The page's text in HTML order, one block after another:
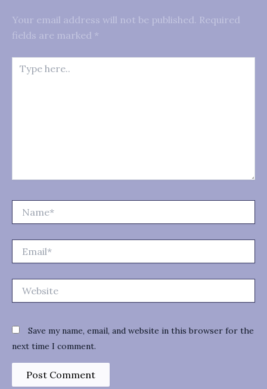
Your email address will not be published. Required
fields are marked *
here..
Save my name, email, and website in this browser for the
next time I comment.